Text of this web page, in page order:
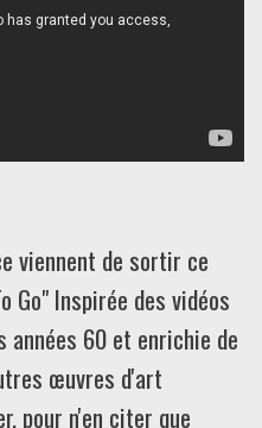
viennent de sortir ce
Go" Inspirée des vidéos
années 60 et enrichie de
œuvres d'art
pour n'en citer que